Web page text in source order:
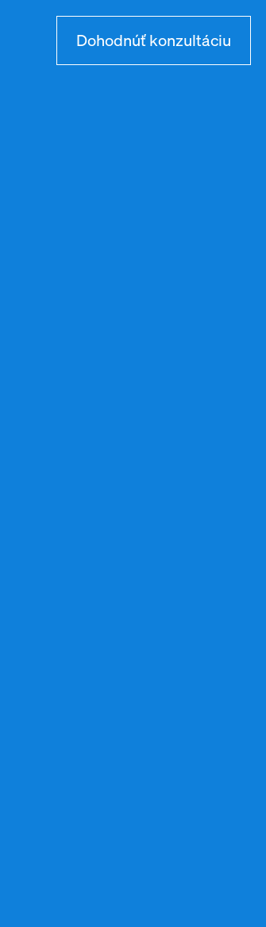
Dohodnúť konzultáciu